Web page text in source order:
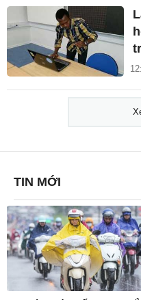
TIN MỚI